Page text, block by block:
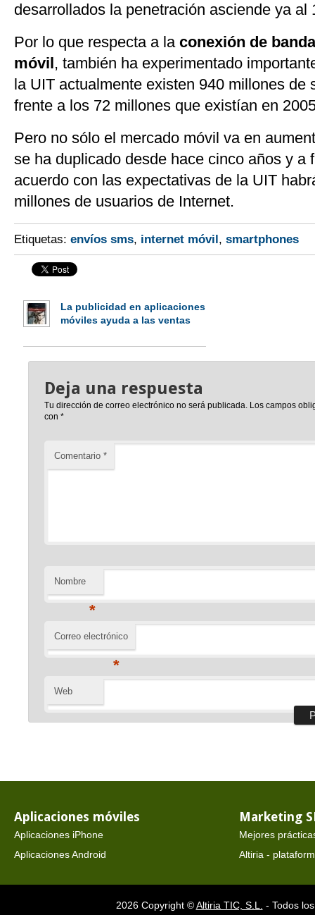
desarrollados la penetración asciende ya al
Por lo que respecta a la conexión de
móvil, también ha experimentado
la UIT actualmente existen 940 millones de
frente a los 72 millones que existían en
Pero no sólo el mercado móvil va en
se ha duplicado desde hace cinco años y a
acuerdo con las expectativas de la UIT
millones de usuarios de Internet.
Etiquetas: envíos sms, internet móvil, smartphones
La publicidad en aplicaciones
móviles ayuda a las ventas
Deja una respuesta
Tu dirección de correo electrónico no será publicada. Los campos
con*
Comentario*
Nombre
*
Correo electrónico
*
Web
Aplicaciones móviles
Aplicaciones iPhone
Aplicaciones Android
Marketing
Mejores
Altiria -
2026 Copyright ©Altiria TIC, S.L. - Todos